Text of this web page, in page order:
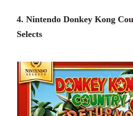
4. Nintendo Donkey Kong
Selects